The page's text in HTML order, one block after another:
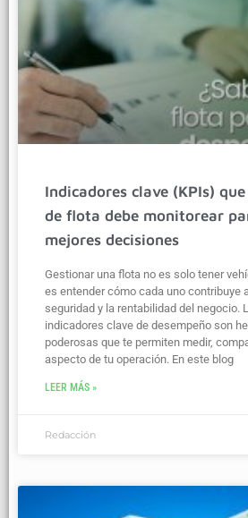
Indicadores clave (KPIs)
de flota debe monitorear
mejores decisiones
Gestionar una flota no es solo tener
es entender cómo cada uno contribuye
seguridad y la rentabilidad del negocio.
indicadores clave de desempeño son
poderosas que te permiten medir,
aspecto de tu operación. En este blog
LEER MÁS »
Redacción